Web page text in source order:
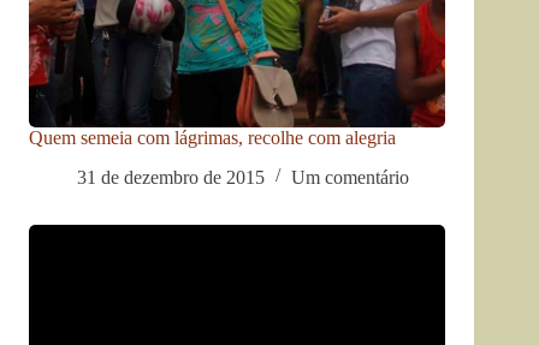
Quem semeia com lágrimas, recolhe com alegria
31 de dezembro de 2015
Um comentário